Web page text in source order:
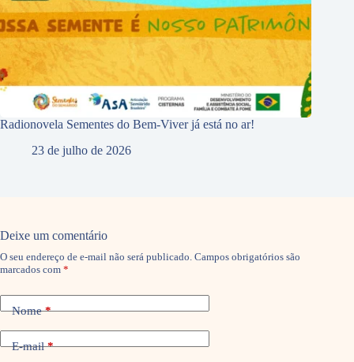
Radionovela Sementes do Bem-Viver já está no ar!
23 de julho de 2026
Deixe um comentário
O seu endereço de e-mail não será publicado. Campos obrigatórios são
marcados com *
Nome*
E-mail*